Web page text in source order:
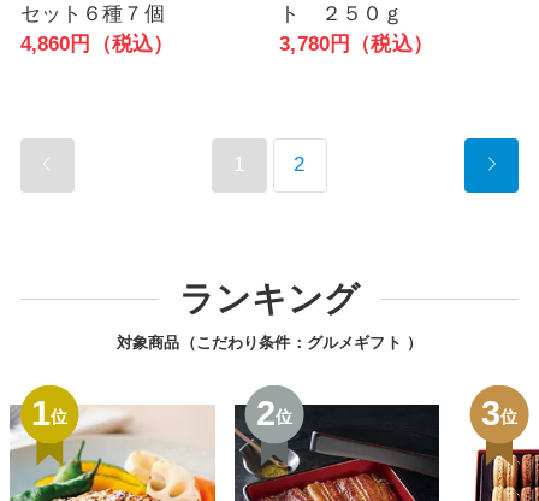
セット６種７個
4,860円（税込）
ト ２５０ｇ
3,780円（税込）
1 2
ランキング
対象商品（こだわり条件： グルメギフト ）
1位 2位 3位